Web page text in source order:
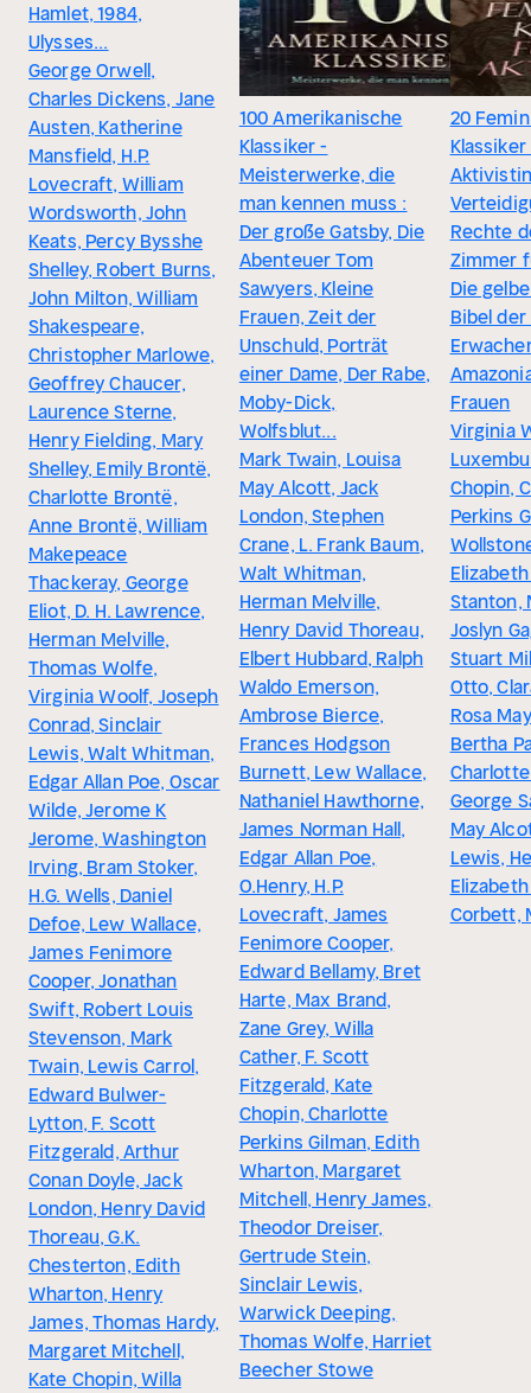
Hamlet, 1984,
Ulysses...
George Orwell,
Charles Dickens, Jane
Austen, Katherine
Mansfield, H.P.
Lovecraft, William
Wordsworth, John
Keats, Percy Bysshe
Shelley, Robert Burns,
John Milton, William
Shakespeare,
Christopher Marlowe,
Geoffrey Chaucer,
Laurence Sterne,
Henry Fielding, Mary
Shelley, Emily Brontë,
Charlotte Brontë,
Anne Brontë, William
Makepeace
Thackeray, George
Eliot, D. H. Lawrence,
Herman Melville,
Thomas Wolfe,
Virginia Woolf, Joseph
Conrad, Sinclair
Lewis, Walt Whitman,
Edgar Allan Poe, Oscar
Wilde, Jerome K
Jerome, Washington
Irving, Bram Stoker,
H.G. Wells, Daniel
Defoe, Lew Wallace,
James Fenimore
Cooper, Jonathan
Swift, Robert Louis
Stevenson, Mark
Twain, Lewis Carrol,
Edward Bulwer-
Lytton, F. Scott
Fitzgerald, Arthur
Conan Doyle, Jack
London, Henry David
Thoreau, G.K.
Chesterton, Edith
Wharton, Henry
James, Thomas Hardy,
Margaret Mitchell,
Kate Chopin, Willa
100 Amerikanische
Klassiker -
Meisterwerke, die
man kennen muss :
Der große Gatsby, Die
Abenteuer Tom
Sawyers, Kleine
Frauen, Zeit der
Unschuld, Porträt
einer Dame, Der Rabe,
Moby-Dick,
Wolfsblut...
Mark Twain, Louisa
May Alcott, Jack
London, Stephen
Crane, L. Frank Baum,
Walt Whitman,
Herman Melville,
Henry David Thoreau,
Elbert Hubbard, Ralph
Waldo Emerson,
Ambrose Bierce,
Frances Hodgson
Burnett, Lew Wallace,
Nathaniel Hawthorne,
James Norman Hall,
Edgar Allan Poe,
O.Henry, H.P.
Lovecraft, James
Fenimore Cooper,
Edward Bellamy, Bret
Harte, Max Brand,
Zane Grey, Willa
Cather, F. Scott
Fitzgerald, Kate
Chopin, Charlotte
Perkins Gilman, Edith
Wharton, Margaret
Mitchell, Henry James,
Theodor Dreiser,
Gertrude Stein,
Sinclair Lewis,
Warwick Deeping,
Thomas Wolfe, Harriet
Beecher Stowe
20
Rechte
Zimmer
Die
Bibel der
Frauen
Virginia
Chopin,
Perkins
Stanton,
Joslyn
Stuart
Otto,
Rosa
Bertha
George
May
Lewis,
Corbett,